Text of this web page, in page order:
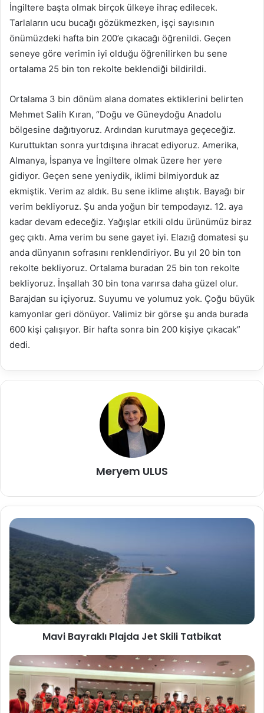
İngiltere başta olmak birçok ülkeye ihraç edilecek.
Tarlaların ucu bucağı gözükmezken, işçi sayısının
önümüzdeki hafta bin 200’e çıkacağı öğrenildi. Geçen
seneye göre verimin iyi olduğu öğrenilirken bu sene
ortalama 25 bin ton rekolte beklendiği bildirildi.
Ortalama 3 bin dönüm alana domates ektiklerini belirten
Mehmet Salih Kıran, “Doğu ve Güneydoğu Anadolu
bölgesine dağıtıyoruz. Ardından kurutmaya geçeceğiz.
Kuruttuktan sonra yurtdışına ihracat ediyoruz. Amerika,
Almanya, İspanya ve İngiltere olmak üzere her yere
gidiyor. Geçen sene yeniydik, iklimi bilmiyorduk az
ekmiştik. Verim az aldık. Bu sene iklime alıştık. Bayağı bir
verim bekliyoruz. Şu anda yoğun bir tempodayız. 12. aya
kadar devam edeceğiz. Yağışlar etkili oldu ürünümüz biraz
geç çıktı. Ama verim bu sene gayet iyi. Elazığ domatesi şu
anda dünyanın sofrasını renklendiriyor. Bu yıl 20 bin ton
rekolte bekliyoruz. Ortalama buradan 25 bin ton rekolte
bekliyoruz. İnşallah 30 bin tona varırsa daha güzel olur.
Barajdan su içiyoruz. Suyumu ve yolumuz yok. Çoğu büyük
kamyonlar geri dönüyor. Valimiz bir görse şu anda burada
600 kişi çalışıyor. Bir hafta sonra bin 200 kişiye çıkacak”
dedi.
Meryem ULUS
Mavi Bayraklı Plajda Jet Skili Tatbikat